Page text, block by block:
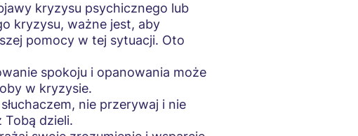
kryzysu psychicznego lub
kryzysu, ważne jest, aby
pomocy w tej sytuacji. Oto
spokoju i opanowania może
w kryzysie.
nie przerywaj i nie
Tobą dzieli.